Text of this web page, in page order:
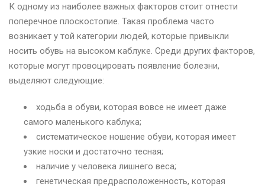
К одному из наиболее важных факторов стоит отнести
поперечное плоскостопие. Такая проблема часто
возникает у той категории людей, которые привыкли
носить обувь на высоком каблуке. Среди других факторов,
которые могут провоцировать появление болезни,
выделяют следующие:
ходьба в обуви, которая вовсе не имеет даже
самого маленького каблука;
систематическое ношение обуви, которая имеет
узкие носки и достаточно тесная;
наличие у человека лишнего веса;
генетическая предрасположенность, которая